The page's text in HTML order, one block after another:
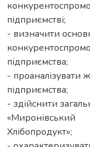
підприємстві;
- визначити
підприємства;
- проаналізувати
підприємства;
- здійснити
«Миронівський
Хлібопродукт»;